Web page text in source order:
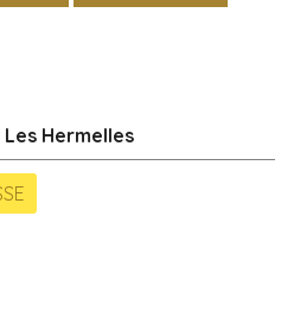
Hermelles